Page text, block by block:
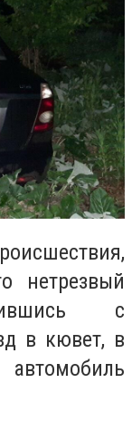
нетрезвый
с
в кювет, в